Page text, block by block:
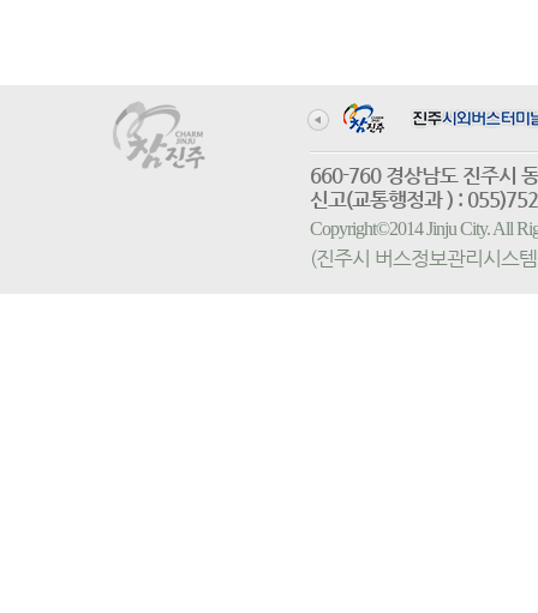
660-760 경상남도 진
신고(교통행정과 ) :
Copyright©2014 Jinju City. All
(진주시 버스정보관리시스